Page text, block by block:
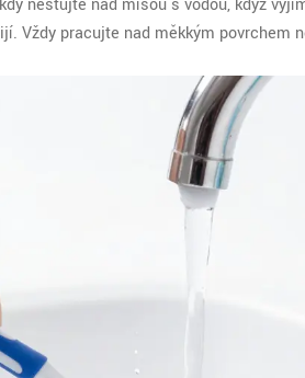
nestůjte nad mísou s vodou, když
Vždy pracujte nad měkkým povrchem